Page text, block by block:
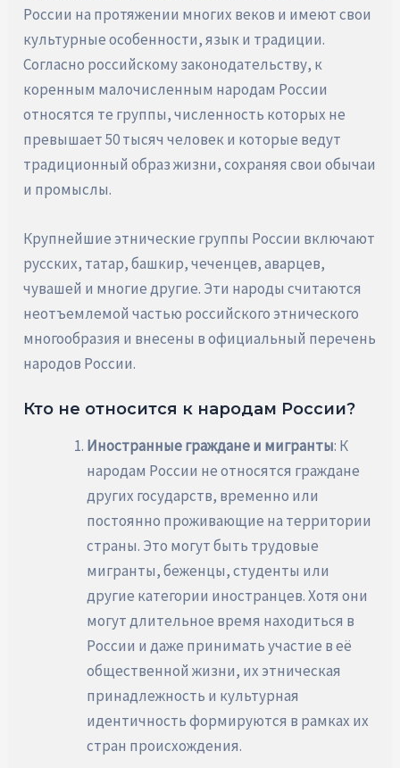
России на протяжении многих веков и имеют свои
культурные особенности, язык и традиции.
Согласно российскому законодательству, к
коренным малочисленным народам России
относятся те группы, численность которых не
превышает 50 тысяч человек и которые ведут
традиционный образ жизни, сохраняя свои обычаи
и промыслы.
Крупнейшие этнические группы России включают
русских, татар, башкир, чеченцев, аварцев,
чувашей и многие другие. Эти народы считаются
неотъемлемой частью российского этнического
многообразия и внесены в официальный перечень
народов России.
Кто не относится к народам России?
Иностранные граждане и мигранты: К
народам России не относятся граждане
других государств, временно или
постоянно проживающие на территории
страны. Это могут быть трудовые
мигранты, беженцы, студенты или
другие категории иностранцев. Хотя они
могут длительное время находиться в
России и даже принимать участие в её
общественной жизни, их этническая
принадлежность и культурная
идентичность формируются в рамках их
стран происхождения.